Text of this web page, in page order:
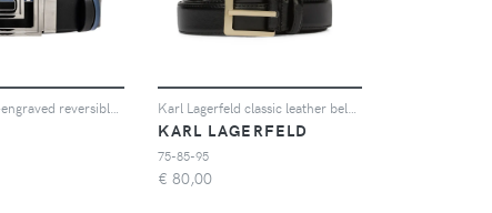
KARL LAGERFELD
75-85-95
€ 80,00